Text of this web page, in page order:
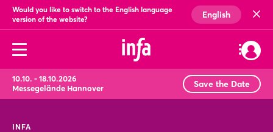
Would you like to switch to the English language
version of the website?
English
10.10. - 18.10.2026
Messegelände Hannover
Save the Date
INFA